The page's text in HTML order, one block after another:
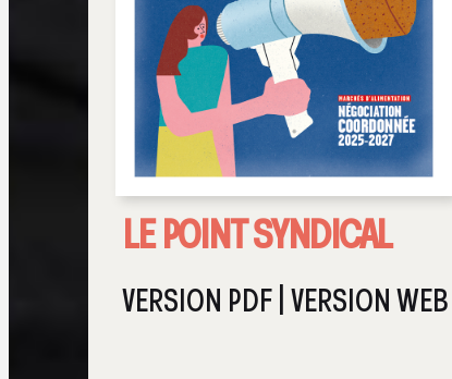
LE POINT SYNDICAL
VERSION PDF|VERSION WEB